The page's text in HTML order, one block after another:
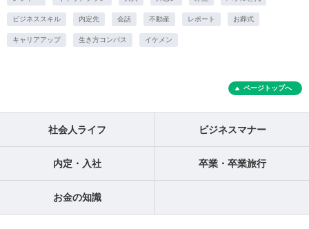
ビジネススキル 内定先 会話 不動産 レポート お葬式
キャリアアップ 生き方コンパス イケメン
ページトップへ
社会人ライフ ビジネスマナー
内定・入社 卒業・卒業旅行
お金の知識